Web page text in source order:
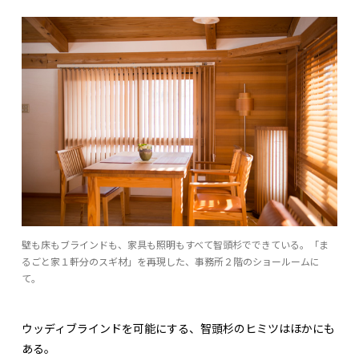
壁も床もブラインドも、家具も照明もすべて智頭杉でできている。「ま
るごと家１軒分のスギ材」を再現した、事務所２階のショールームに
て。
ウッディブラインドを可能にする、智頭杉のヒミツはほかにも
ある。